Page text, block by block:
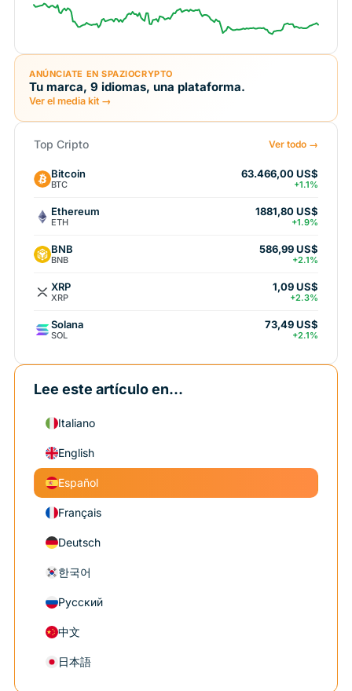
ANÚNCIATE EN SPAZIOCRYPTO
Tu marca, 9 idiomas, una plataforma.
Ver el media kit →
Top Cripto Ver todo →
Bitcoin
BTC
63.466,00 US$
+1.1%
Ethereum
ETH
1881,80 US$
+1.9%
BNB
BNB
586,99 US$
+2.1%
XRP
XRP
1,09 US$
+2.3%
Solana
SOL
73,49 US$
+2.1%
Lee este artículo en...
Italiano
English
Español
Français
Deutsch
한국어
Русский
中文
日本語